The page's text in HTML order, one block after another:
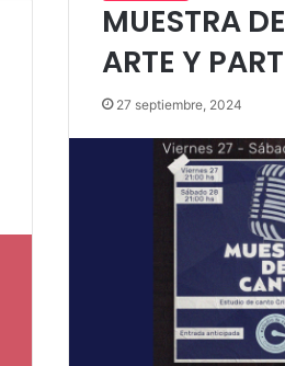
MUESTRA
ARTE Y
27 septiembre, 2024